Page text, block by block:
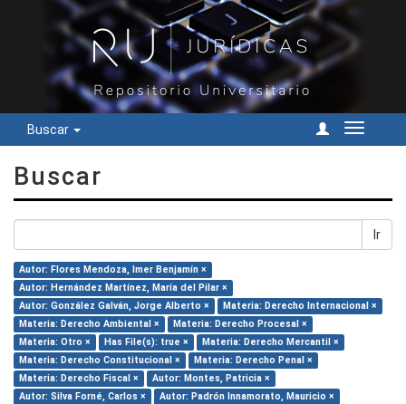
Buscar
Cambiar
Buscar
Ir
Autor: Flores Mendoza, Imer Benjamín ×
Autor: Hernández Martínez, María del Pilar ×
Autor: González Galván, Jorge Alberto ×
Materia: Derecho Internacional ×
Materia: Derecho Ambiental ×
Materia: Derecho Procesal ×
Materia: Otro ×
Has File(s): true ×
Materia: Derecho Mercantil ×
Materia: Derecho Constitucional ×
Materia: Derecho Penal ×
Materia: Derecho Fiscal ×
Autor: Montes, Patricia ×
Autor: Silva Forné, Carlos ×
Autor: Padrón Innamorato, Mauricio ×